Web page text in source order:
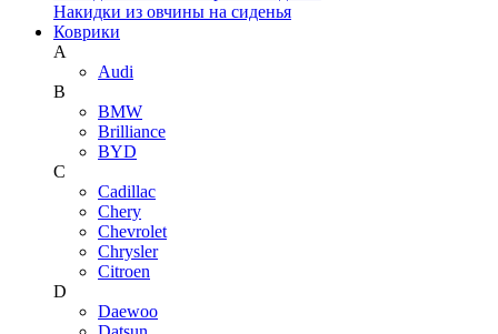
Накидки из овчины на сиденья
Коврики
A
Audi
B
BMW
Brilliance
BYD
C
Cadillac
Chery
Chevrolet
Chrysler
Citroen
D
Daewoo